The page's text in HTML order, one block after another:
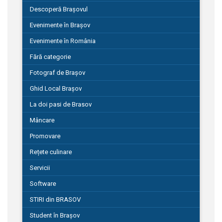
Descoperă Brașovul
Evenimente în Brașov
Evenimente în România
Fără categorie
Fotograf de Brașov
Ghid Local Brașov
La doi pasi de Brasov
Mâncare
Promovare
Rețete culinare
Servicii
Software
STIRI din BRASOV
Student în Brașov